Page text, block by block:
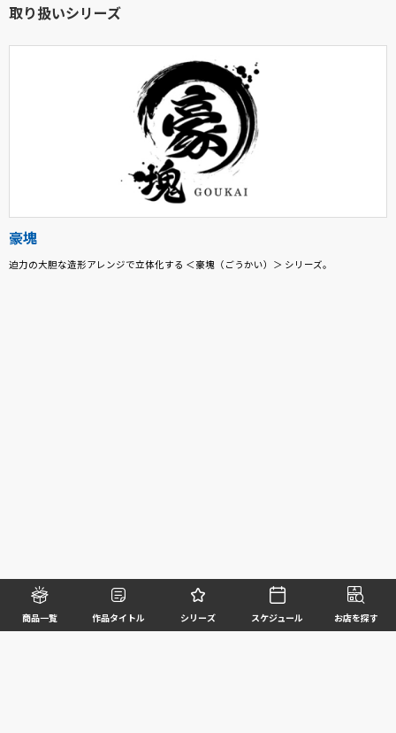
商品一覧 作品タイトル シリーズ スケジュール お店を探す
取り扱いシリーズ
豪塊
迫力の大胆な造形アレンジで立体化する ＜豪塊（ごうかい）＞ シリーズ。